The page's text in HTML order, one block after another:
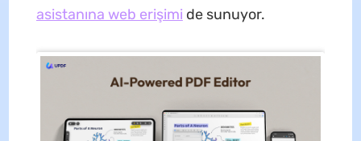
asistanına web erişimi de sunuyor.